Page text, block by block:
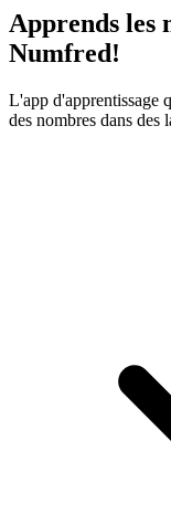
Apprends les
Numfred!
L'app d'apprentissage
des nombres dans des